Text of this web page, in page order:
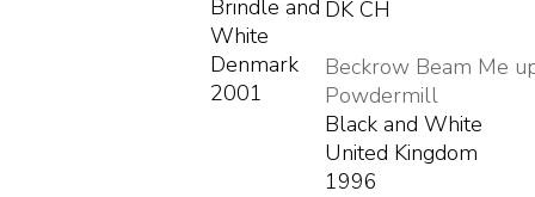
Brindle and
White
Denmark
2001
DK CH
Beckrow Beam Me
Powdermill
Black and White
United Kingdom
1996